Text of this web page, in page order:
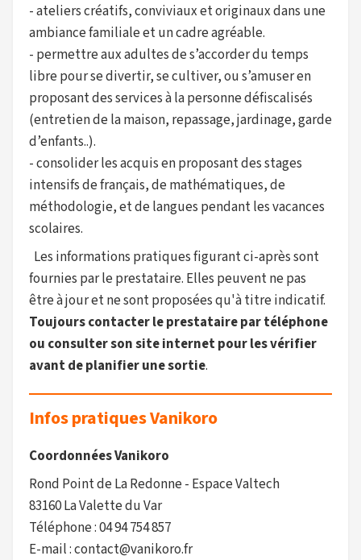
- ateliers créatifs, conviviaux et originaux dans une
ambiance familiale et un cadre agréable.
- permettre aux adultes de s’accorder du temps
libre pour se divertir, se cultiver, ou s’amuser en
proposant des services à la personne défiscalisés
(entretien de la maison, repassage, jardinage, garde
d’enfants..).
- consolider les acquis en proposant des stages
intensifs de français, de mathématiques, de
méthodologie, et de langues pendant les vacances
scolaires.
Les informations pratiques figurant ci-après sont
fournies par le prestataire. Elles peuvent ne pas
être à jour et ne sont proposées qu'à titre indicatif.
Toujours contacter le prestataire par téléphone
ou consulter son site internet pour les vérifier
avant de planifier une sortie.
Infos pratiques Vanikoro
Coordonnées Vanikoro
Rond Point de La Redonne - Espace Valtech
83160 La Valette du Var
Téléphone : 04 94 754 857
E-mail : contact@vanikoro.fr